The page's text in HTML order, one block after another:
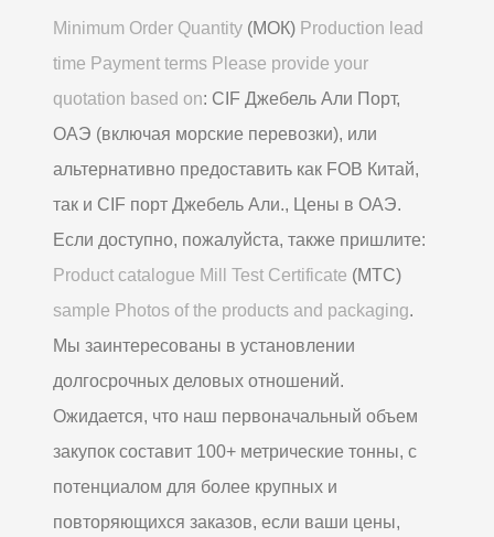
Minimum Order Quantity (МОК) Production lead
time Payment terms Please provide your
quotation based on: CIF Джебель Али Порт,
ОАЭ (включая морские перевозки), или
альтернативно предоставить как FOB Китай,
так и CIF порт Джебель Али., Цены в ОАЭ.
Если доступно, пожалуйста, также пришлите:
Product catalogue Mill Test Certificate (МТС)
sample Photos of the products and packaging.
Мы заинтересованы в установлении
долгосрочных деловых отношений.
Ожидается, что наш первоначальный объем
закупок составит 100+ метрические тонны, с
потенциалом для более крупных и
повторяющихся заказов, если ваши цены,